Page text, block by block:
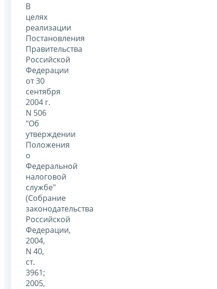
В
целях
реализации
Постановления
Правительства
Российской
Федерации
от 30
сентября
2004 г.
N 506
"Об
утверждении
Положения
о
Федеральной
налоговой
службе"
(Собрание
законодательства
Российской
Федерации,
2004,
N 40,
ст.
3961;
2005,